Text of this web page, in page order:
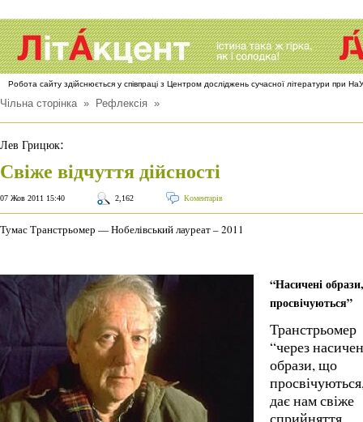
Робота сайту здійснюється у співпраці з Центром досліджень сучасної літератури при
Чільна сторінка» Рефлексія »
Лев Грицюк:
Свіже відчуття дійсності
07 Жов 2011 15:40 2,162 Коментарів
Тумас Транстрьомер — Нобелівський лауреат – 2011
“Насичені
просвічуються”
Транстрьомер
“через
образи, що
дає нам свіже
сприйняття